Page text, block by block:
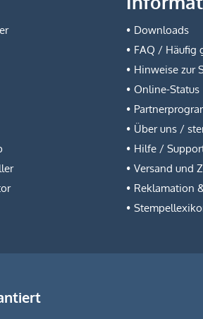
Downloads
FAQ / Häufig
Hinweise zur
Online-Status
Über uns /
Hilfe /
Versand und
Reklamation